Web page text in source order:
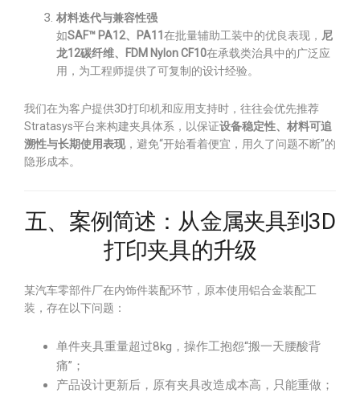
材料迭代与兼容性强
如SAF™ PA12、PA11 在批量辅助工装中的优良表现， 尼
龙12碳纤维、FDM Nylon CF10在承载类治具中的广泛应
用，为工程师提供了可复制的设计经验。
我们在为客户提供3D打印机和应用支持时，往往会优先推荐
Stratasys平台来构建夹具体系，以保证设备稳定性、材料可追
溯性与长期使用表现，避免“开始看着便宜，用久了问题不断”的
隐形成本。
五、案例简述：从金属夹具到3D
打印夹具的升级
某汽车零部件厂在内饰件装配环节，原本使用铝合金装配工
装，存在以下问题：
单件夹具重量超过8kg，操作工抱怨“搬一天腰酸背
痛”；
产品设计更新后，原有夹具改造成本高，只能重做；